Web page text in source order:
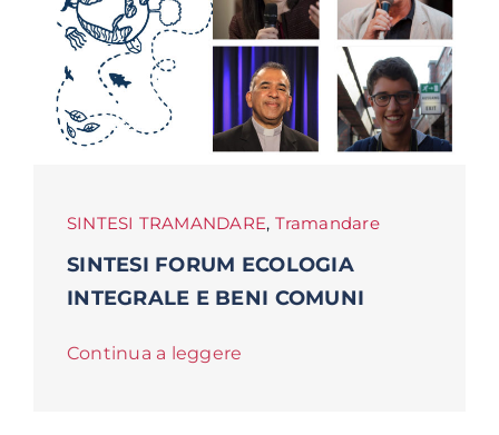
SINTESI TRAMANDARE, Tramandare
SINTESI FORUM ECOLOGIA
INTEGRALE E BENI COMUNI
Continua a leggere